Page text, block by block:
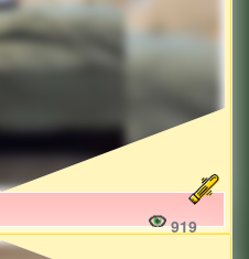
919